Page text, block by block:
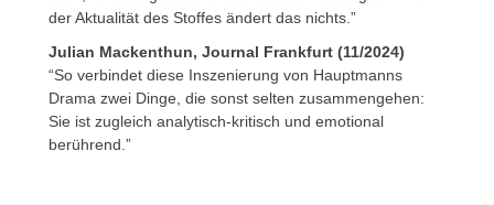
der Aktualität des Stoffes ändert das nichts.”
Julian Mackenthun, Journal Frankfurt (11/2024)
“So verbindet diese Inszenierung von Hauptmanns
Drama zwei Dinge, die sonst selten zusammengehen:
Sie ist zugleich analytisch-kritisch und emotional
berührend.”